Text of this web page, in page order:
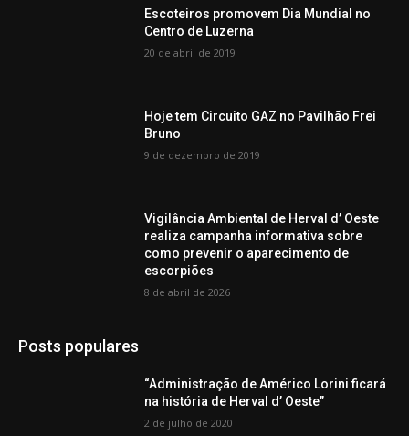
Escoteiros promovem Dia Mundial no
Centro de Luzerna
20 de abril de 2019
Hoje tem Circuito GAZ no Pavilhão Frei
Bruno
9 de dezembro de 2019
Vigilância Ambiental de Herval d’ Oeste
realiza campanha informativa sobre
como prevenir o aparecimento de
escorpiões
8 de abril de 2026
Posts populares
“Administração de Américo Lorini ficará
na história de Herval d’ Oeste”
2 de julho de 2020